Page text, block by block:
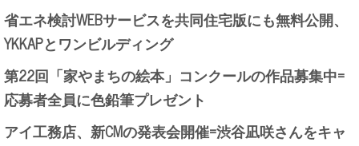
省エネ検討WEBサービスを共同住宅版にも無料公開、
YKKAPとワンビルディング
第22回「家やまちの絵本」コンクールの作品募集中=
応募者全員に色鉛筆プレゼント
アイ工務店、新CMの発表会開催=渋谷凪咲さんをキャ